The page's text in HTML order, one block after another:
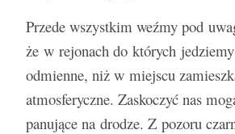
Przede wszystkim weźmy pod
że w rejonach do których
odmienne, niż w miejscu
atmosferyczne. Zaskoczyć nas
panujące na drodze. Z pozoru